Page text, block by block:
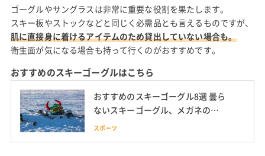
ゴーグルやサングラスは非常に重要な役割を果たします。
スキー板やストックなどと同じく必需品とも言えるものですが、
肌に直接身に着けるアイテムのため貸出していない場合も。
衛生面が気になる場合も持って行くのがおすすめです。
おすすめのスキーゴーグルはこちら
おすすめのスキーゴーグル8選 曇ら
ないスキーゴーグル、メガネのま
ま使えるゴーグルも
スポーツ